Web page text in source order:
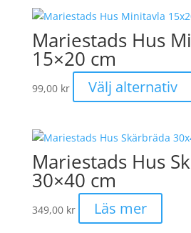
Mariestads Hus
15×20 cm
99,00 kr Välj alternativ
Mariestads Hus
30×40 cm
349,00 kr Läs mer